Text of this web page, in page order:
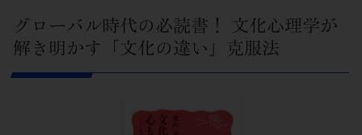
グローバル時代の必読書！ 文化心理学が
解き明かす「文化の違い」克服法